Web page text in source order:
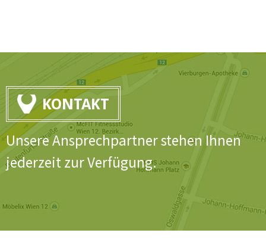
KONTAKT
Unsere Ansprechpartner stehen Ihnen
jederzeit zur Verfügung.